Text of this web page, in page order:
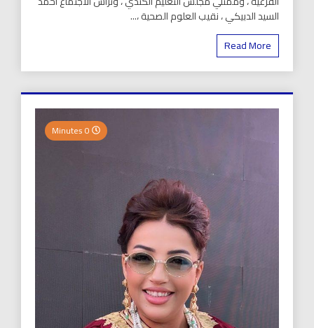
السيد الدبيكي ، نقيب العلوم الصحية ،...
Read More